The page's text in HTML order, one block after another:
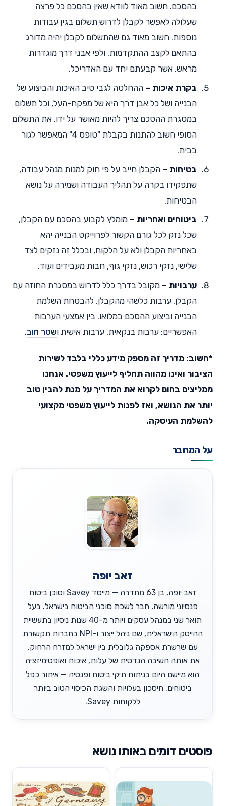
בהסכם. חשוב מאוד לוודא שאין בהסכם כל פרצה
שעלולה לאפשר לקבלן לדרוש תשלום בגין עבודות
נוספות. חשוב מאוד גם שהתשלום לקבלן יהיה מדורג
בהתאם לקצב ההתקדמות, ולפי אבני דרך מוגדרות
מראש, אשר קבעתם יחד עם האדריכל.
בקרת איכות – ההחלטה לגבי טיב האיכות והביצוע של
הבנייה ושל כל אבן דרך היא של מפקח-העל, וכל תשלום
במסגרת ההסכם צריך להיות מאושר על ידו. את התשלום
הסופי חשוב להתנות בקבלת "טופס 4" המאפשר לגור
בבית.
בטיחות – הקבלן חייב על פי חוק למנות מנהל עבודה,
שתפקידו בקרה על תהליך העבודה ושמירה על נושא
הבטיחות.
ביטוחים ואחריות – מומלץ לקבוע בהסכם עם הקבלן,
שכל נזק לכל גורם הקשור לפרוייקט הבנייה יהא
באחריות הקבלן ולא על הלקוח, ובכלל זה נזקים לצד
שלישי, נזקי רכוש, נזקי גוף, חבות מעבידים ועוד.
ערבויות – מקובל בדרך כלל לדרוש במסגרת החוזה עם
הקבלן, ערבות כלשהי מהקבלן, להבטחת השלמת
הבנייה וביצוע ההסכם במלואו. בין אמצעי הערבות
האפשריים: ערבות בנקאית, ערבות אישית ושטר חוב.
*חשוב: מדריך זה מספק מידע כללי בלבד לשירות
הציבור ואינו מהווה תחליף לייעוץ משפטי. אנחנו
ממליצים בחום לקרוא את המדריך על מנת להבין טוב
יותר את הנושא, ואז לפנות לייעוץ משפטי מקצועי
להשלמת העיסקה.
על המחבר
זאב יופה
זאב יופה, בן 63 מחדרה — מייסד Savey וסוכן ביטוח
פנסיוני מורשה, חבר לשכת סוכני הביטוח בישראל. בעל
תואר שני במנהל עסקים ויותר מ-40 שנות ניסיון בתעשיית
ההייטק הישראלית, שם ניהל ייצור ו-NPI בחברות תקשורת
עם שרשרת אספקה גלובלית בין ישראל למזרח הרחוק.
את אותה חשיבה הנדסית של עלות, איכות ואופטימיזציה
הוא מיישם היום בניתוח תיקי ביטוח ופנסיה — איתור כפל
ביטוחים, חיסכון בעלויות והשגת הכיסוי הטוב ביותר
ללקוחות Savey.
פוסטים דומים באותו נושא